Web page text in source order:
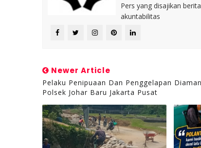
Pers yang disajikan
akuntabilitas
Newer Article
Pelaku Penipuaan Dan Penggelapan
Polsek Johar Baru Jakarta Pusat